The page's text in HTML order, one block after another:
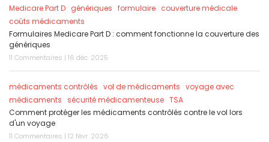
Medicare Part D génériques formulaire couverture médicale
coûts médicaments
Formulaires Medicare Part D : comment fonctionne la couverture des
génériques
11 Commentaires | 16 déc. 2025
médicaments contrôlés vol de médicaments voyage avec
médicaments sécurité médicamenteuse TSA
Comment protéger les médicaments contrôlés contre le vol lors
d'un voyage
11 Commentaires | 12 févr. 2026